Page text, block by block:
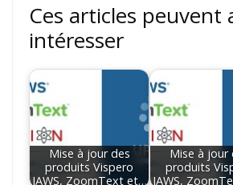
Ces articles peuvent
intéresser
Mise à jour des
produits Vispero
JAWS, ZoomText et…
Mise à jour
produits
JAWS,